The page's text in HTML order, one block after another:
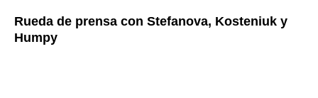
Rueda de prensa con Stefanova, Kosteniuk y
Humpy